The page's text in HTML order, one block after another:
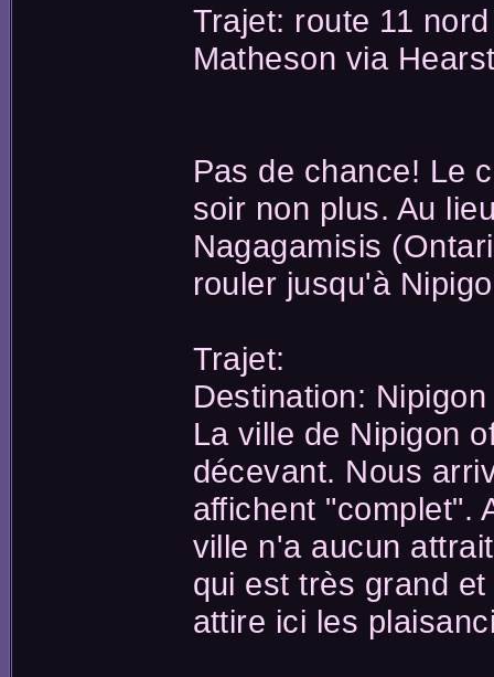
Trajet: route 11 nord
Matheson via
Pas de chance! Le
soir non plus. Au
Nagagamisis
rouler jusqu'à
Trajet:
Destination:
La ville de Nipigon
décevant. Nous
affichent "complet".
ville n'a aucun
qui est très grand
attire ici les